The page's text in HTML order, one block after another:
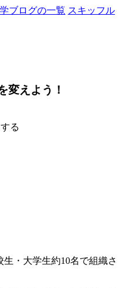
ブログの一覧 スキッフル
変えよう！
る
生・大学生約10名で組織さ